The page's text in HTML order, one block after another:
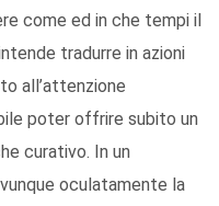
come ed in che tempi il
tradurre in azioni
all’attenzione
poter offrire subito un
curativo. In un
oculatamente la